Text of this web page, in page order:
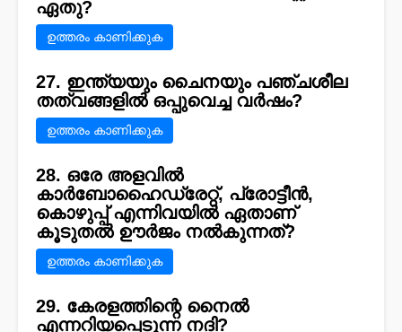
ഏതു?
ഉത്തരം കാണിക്കുക
27. ഇന്ത്യയും ചൈനയും പഞ്ചശീല
തത്വങ്ങളിൽ ഒപ്പുവെച്ച വർഷം?
ഉത്തരം കാണിക്കുക
28. ഒരേ അളവിൽ
കാർബോഹൈഡ്രേറ്റ്, പ്രോട്ടീൻ,
കൊഴുപ്പ് എന്നിവയിൽ ഏതാണ്
കൂടുതൽ ഊർജം നൽകുന്നത്?
ഉത്തരം കാണിക്കുക
29. കേരളത്തിന്റെ നൈൽ
എന്നറിയപ്പെടുന്ന നദി?